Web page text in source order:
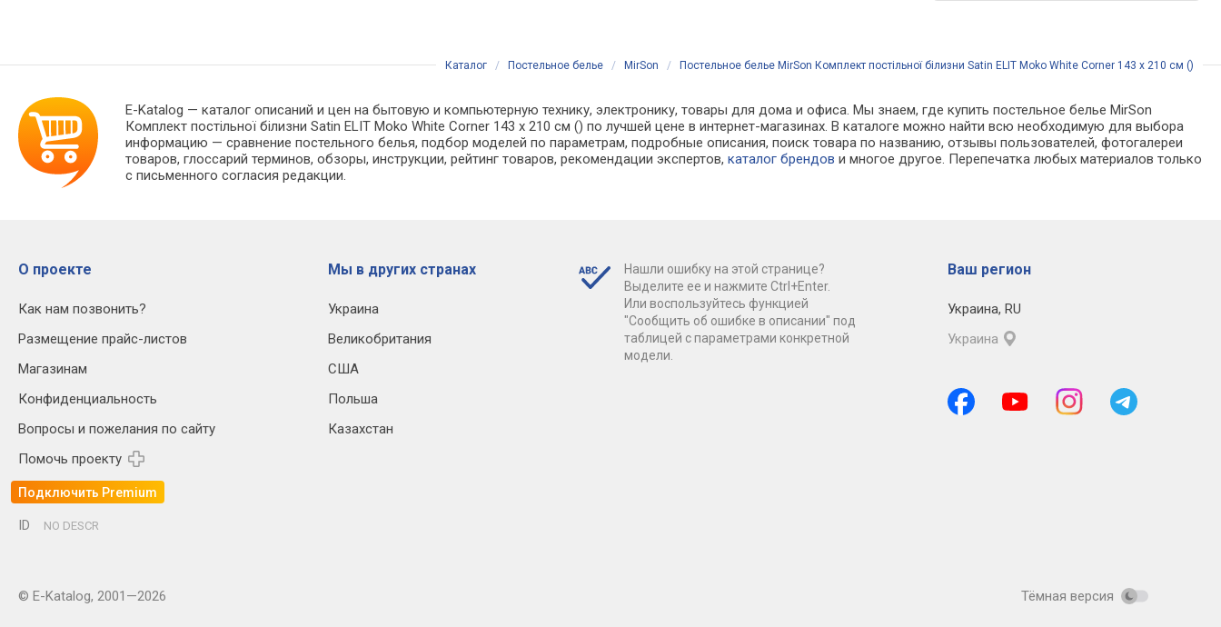
Каталог / Постельное белье / MirSon / Постельное белье MirSon Комплект постільної білизни Satin ELIT Moko White Corner 143 x 210 см ()
E-Katalog — каталог описаний и цен на бытовую и компьютерную технику, электронику, товары для дома и офиса. Мы знаем, где купить постельное белье MirSon
Комплект постільної білизни Satin ELIT Moko White Corner 143 x 210 см () по лучшей цене в интернет-магазинах. В каталоге можно найти всю необходимую для выбора
информацию — сравнение постельного белья, подбор моделей по параметрам, подробные описания, поиск товара по названию, отзывы пользователей, фотогалереи
товаров, глоссарий терминов, обзоры, инструкции, рейтинг товаров, рекомендации экспертов,каталог брендов и многое другое. Перепечатка любых материалов только
с письменного согласия редакции.
О проекте
Как нам позвонить?
Размещение прайс-листов
Магазинам
Конфиденциальность
Вопросы и пожелания по сайту
Помочь проекту
Подключить Premium
Мы в других странах
Украина
Великобритания
США
Польша
Казахстан
Нашли ошибку на этой странице?
Выделите ее и нажмите Ctrl+Enter.
Или воспользуйтесь функцией
"Сообщить об ошибке в описании" под
таблицей с параметрами конкретной
модели.
Ваш регион
Украина, RU
Украина
ID NO DESCR
© E-Katalog, 2001—2026 Тёмная версия